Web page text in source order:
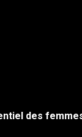
des